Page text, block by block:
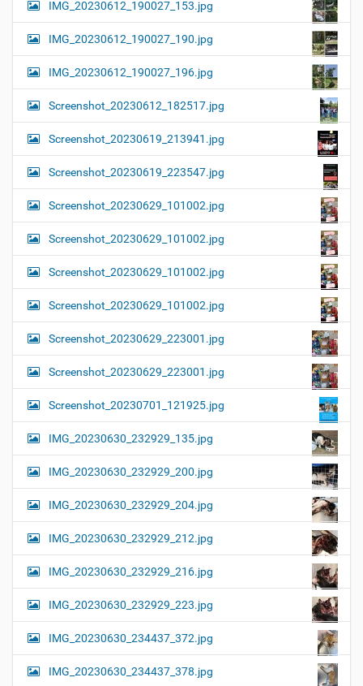
IMG_20230612_190027_153.jpg
IMG_20230612_190027_190.jpg
IMG_20230612_190027_196.jpg
Screenshot_20230612_182517.jpg
Screenshot_20230619_213941.jpg
Screenshot_20230619_223547.jpg
Screenshot_20230629_101002.jpg
Screenshot_20230629_101002.jpg
Screenshot_20230629_101002.jpg
Screenshot_20230629_101002.jpg
Screenshot_20230629_223001.jpg
Screenshot_20230629_223001.jpg
Screenshot_20230701_121925.jpg
IMG_20230630_232929_135.jpg
IMG_20230630_232929_200.jpg
IMG_20230630_232929_204.jpg
IMG_20230630_232929_212.jpg
IMG_20230630_232929_216.jpg
IMG_20230630_232929_223.jpg
IMG_20230630_234437_372.jpg
IMG_20230630_234437_378.jpg